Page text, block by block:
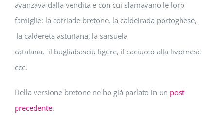
avanzava dalla vendita e con cui sfamavano le loro
famiglie: la cotriade bretone, la caldeirada portoghese,
la caldereta asturiana, la sarsuela
catalana, il bugliabasciu ligure, il caciucco alla livornese
ecc.
Della versione bretone ne ho già parlato in un post
precedente.